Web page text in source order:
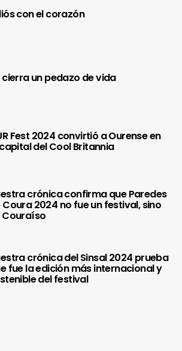
con el corazón
cierra un pedazo de vida
Fest 2024 convirtió a Ourense en
del Cool Britannia
crónica confirma que Paredes
Coura 2024 no fue un festival, sino
Couraíso
crónica del Sinsal 2024 prueba
fue la edición más internacional y
del festival